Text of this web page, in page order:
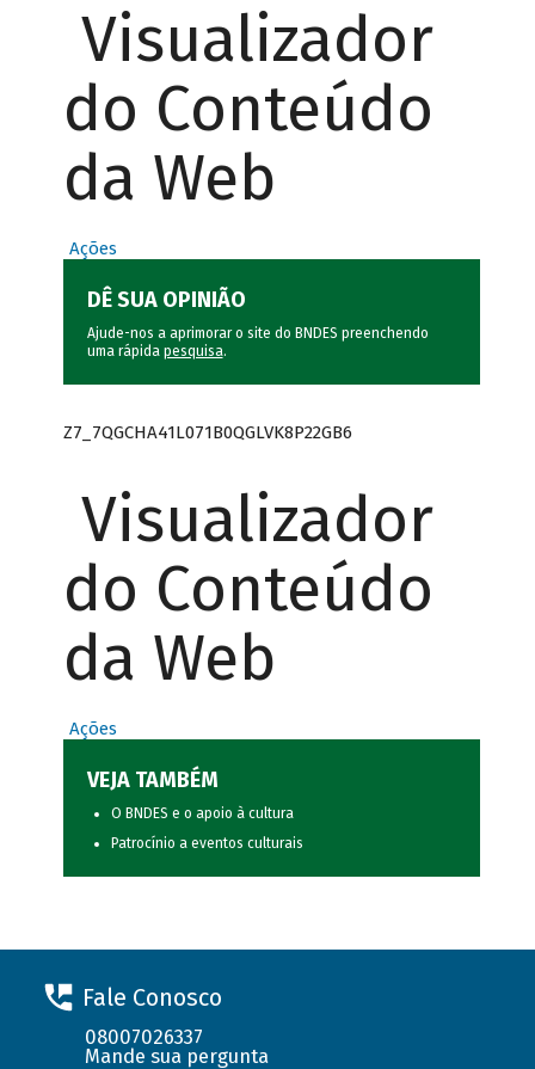
Visualizador
do Conteúdo
da Web
Ações
DÊ SUA OPINIÃO
Ajude-nos a aprimorar o site do BNDES preenchendo
uma rápida pesquisa.
Z7_7QGCHA41L071B0QGLVK8P22GB6
Visualizador
do Conteúdo
da Web
Ações
VEJA TAMBÉM
O BNDES e o apoio à cultura
Patrocínio a eventos culturais
Fale Conosco
08007026337
Mande sua pergunta